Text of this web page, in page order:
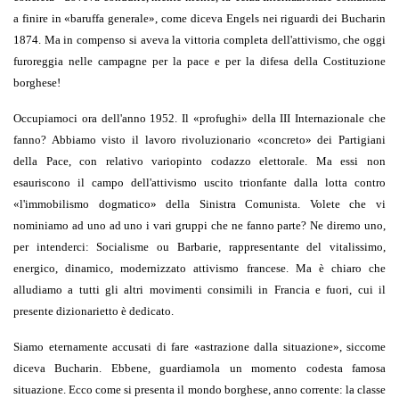
a finire in«baruffa generale», come diceva Engels nei riguardi dei Bucharin
1874. Ma in compenso si aveva la vittoria completa dell'attivismo, che oggi
furoreggia nelle campagne per la pace e per la difesa della Costituzione
borghese!
Occupiamoci ora dell'anno 1952. Il «profughi» della III Internazionale che
fanno? Abbiamo visto il lavoro rivoluzionario «concreto» dei Partigiani
della Pace, con relativo variopinto codazzo elettorale. Ma essi non
esauriscono il campo dell'attivismo uscito trionfante dalla lotta contro
«l'immobilismo dogmatico» della Sinistra Comunista. Volete che vi
nominiamo ad uno ad uno i vari gruppi che ne fanno parte? Ne diremo uno,
per intenderci: Socialisme ou Barbarie, rappresentante del vitalissimo,
energico, dinamico, modernizzato attivismo francese. Ma è chiaro che
alludiamo a tutti gli altri movimenti consimili in Francia e fuori, cui il
presente dizionarietto è dedicato.
Siamo eternamente accusati di fare «astrazione dalla situazione», siccome
diceva Bucharin. Ebbene, guardiamola un momento codesta famosa
situazione. Ecco come si presenta il mondo borghese, anno corrente: la classe